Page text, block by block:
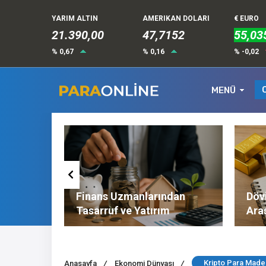
YARIM ALTIN
21.390,00
% 0,67
AMERIKAN DOLARI
47,7152
% 0,16
€ EURO
% -0,02
MENÜ
Finans Uzmanlarından
Tasarruf ve Yatırım
Tavsiyeleri
Anasayfa / Ekonomi Dünyası / Kripto Para